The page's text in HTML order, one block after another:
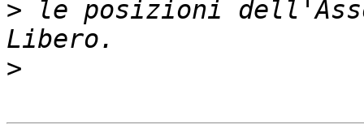
> le posizioni
>